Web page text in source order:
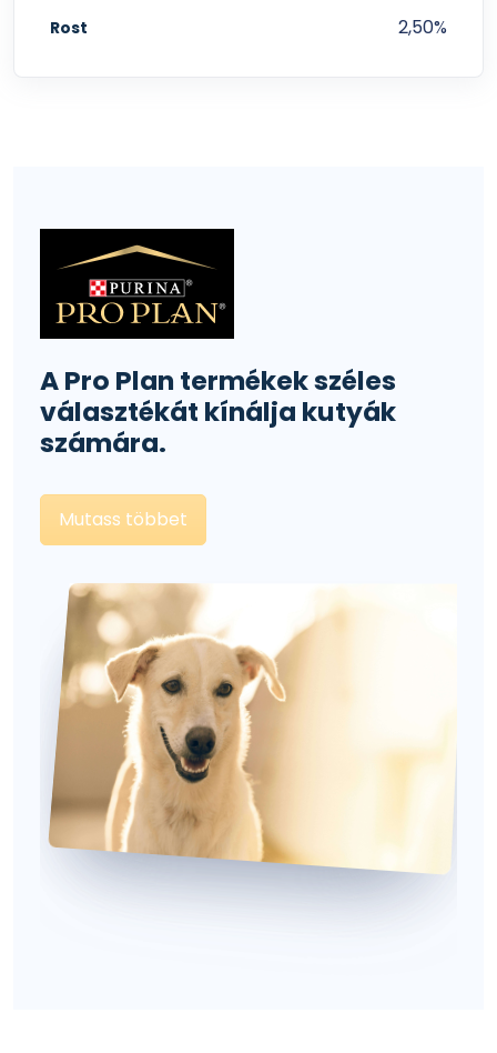
Rost 2,50%
A Pro Plan termékek széles
választékát kínálja kutyák
számára.
Mutass többet